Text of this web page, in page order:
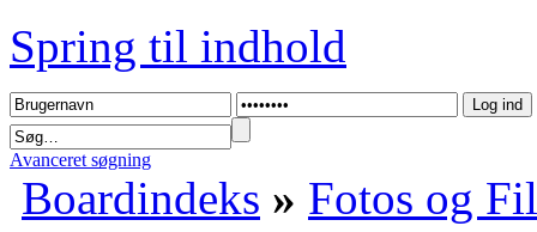
Spring til indhold
Avanceret søgning
Boardindeks » Fotos og